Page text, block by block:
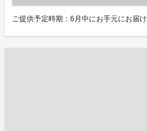
ご提供予定時期：6月中にお手元にお届け